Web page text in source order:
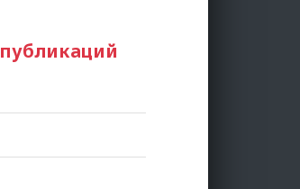
публикаций